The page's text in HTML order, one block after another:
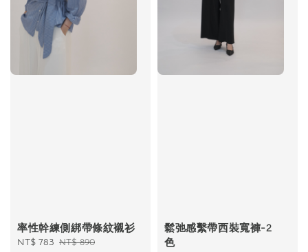
率性幹練側綁帶條紋襯衫
Sale
NT$ 783 Regular
NT$ 890
鬆弛感繫帶西裝寬褲-2
色